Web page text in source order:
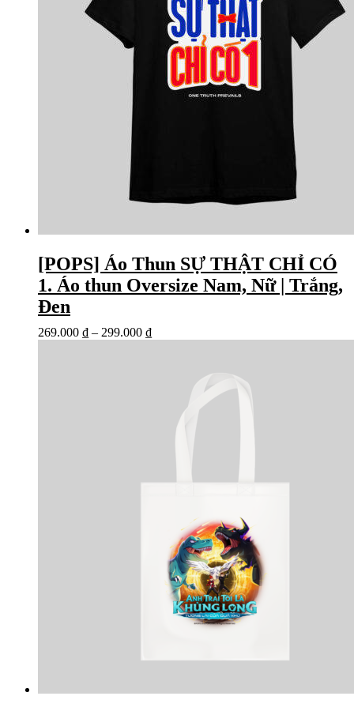
[POPS] Áo Thun SỰ THẬT CHỈ CÓ
1. Áo thun Oversize Nam, Nữ | Trắng,
Đen
269.000 ₫ – 299.000 ₫